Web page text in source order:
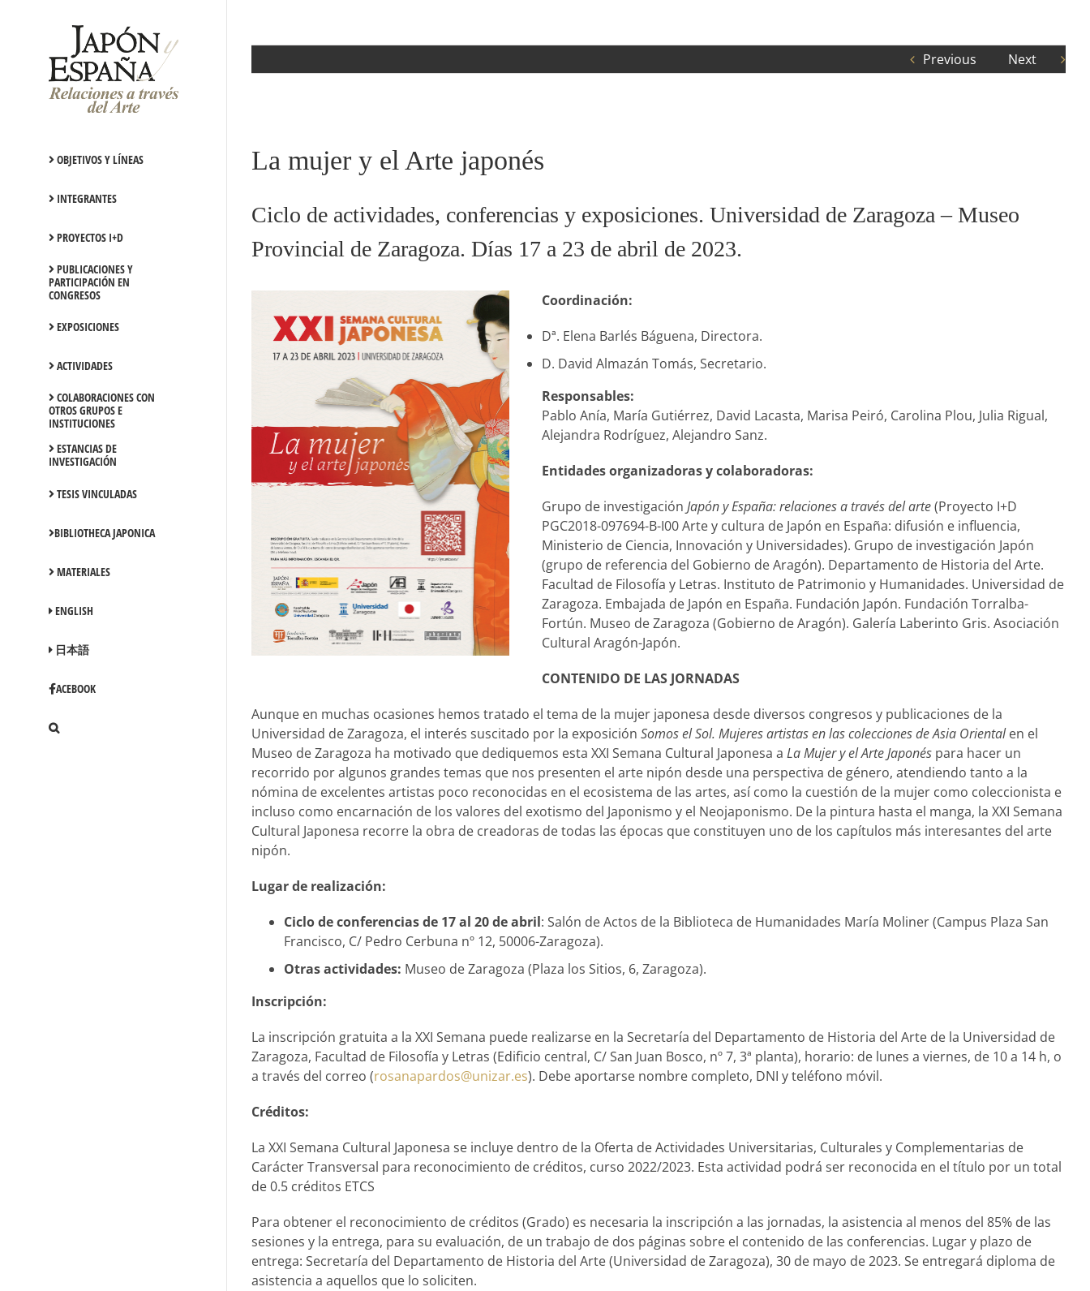
OBJETIVOS Y LÍNEAS
INTEGRANTES
PROYECTOS I+D
PUBLICACIONES Y
PARTICIPACIÓN EN
CONGRESOS
EXPOSICIONES
ACTIVIDADES
COLABORACIONES CON
OTROS GRUPOS E
INSTITUCIONES
ESTANCIAS DE
INVESTIGACIÓN
TESIS VINCULADAS
BIBLIOTHECA JAPONICA
MATERIALES
ENGLISH
日本語
ACEBOOK
Previous Next
La mujer y el Arte japonés
Ciclo de actividades, conferencias y exposiciones. Universidad de Zaragoza – Museo
Provincial de Zaragoza. Días 17 a 23 de abril de 2023.
Coordinación:
Dª. Elena Barlés Báguena, Directora.
D. David Almazán Tomás, Secretario.
Responsables:
Pablo Anía, María Gutiérrez, David Lacasta, Marisa Peiró, Carolina Plou, Julia Rigual,
Alejandra Rodríguez, Alejandro Sanz.
Entidades organizadoras y colaboradoras:
Grupo de investigación Japón y España: relaciones a través del arte(Proyecto I+D
PGC2018-097694-B-I00 Arte y cultura de Japón en España: difusión e influencia,
Ministerio de Ciencia, Innovación y Universidades). Grupo de investigación Japón
(grupo de referencia del Gobierno de Aragón). Departamento de Historia del Arte.
Facultad de Filosofía y Letras. Instituto de Patrimonio y Humanidades. Universidad de
Zaragoza. Embajada de Japón en España. Fundación Japón. Fundación Torralba-
Fortún. Museo de Zaragoza (Gobierno de Aragón). Galería Laberinto Gris. Asociación
Cultural Aragón-Japón.
CONTENIDO DE LAS JORNADAS
Aunque en muchas ocasiones hemos tratado el tema de la mujer japonesa desde diversos congresos y publicaciones de la
Universidad de Zaragoza, el interés suscitado por la exposición Somos el Sol. Mujeres artistas en las colecciones de Asia Orientalen el
Museo de Zaragoza ha motivado que dediquemos esta XXI Semana Cultural Japonesa a La Mujer y el Arte Japonés para hacer un
recorrido por algunos grandes temas que nos presenten el arte nipón desde una perspectiva de género, atendiendo tanto a la
nómina de excelentes artistas poco reconocidas en el ecosistema de las artes, así como la cuestión de la mujer como coleccionista e
incluso como encarnación de los valores del exotismo del Japonismo y el Neojaponismo. De la pintura hasta el manga, la XXI Semana
Cultural Japonesa recorre la obra de creadoras de todas las épocas que constituyen uno de los capítulos más interesantes del arte
nipón.
Lugar de realización:
Ciclo de conferencias de 17 al 20 de abril: Salón de Actos de la Biblioteca de Humanidades María Moliner (Campus Plaza San
Francisco, C/ Pedro Cerbuna nº 12, 50006-Zaragoza).
Otras actividades: Museo de Zaragoza (Plaza los Sitios, 6, Zaragoza).
Inscripción:
La inscripción gratuita a la XXI Semana puede realizarse en la Secretaría del Departamento de Historia del Arte de la Universidad de
Zaragoza, Facultad de Filosofía y Letras (Edificio central, C/ San Juan Bosco, nº 7, 3ª planta), horario: de lunes a viernes, de 10 a 14 h, o
a través del correo (rosanapardos@unizar.es). Debe aportarse nombre completo, DNI y teléfono móvil.
Créditos:
La XXI Semana Cultural Japonesa se incluye dentro de la Oferta de Actividades Universitarias, Culturales y Complementarias de
Carácter Transversal para reconocimiento de créditos, curso 2022/2023. Esta actividad podrá ser reconocida en el título por un total
de 0.5 créditos ETCS
Para obtener el reconocimiento de créditos (Grado) es necesaria la inscripción a las jornadas, la asistencia al menos del 85% de las
sesiones y la entrega, para su evaluación, de un trabajo de dos páginas sobre el contenido de las conferencias. Lugar y plazo de
entrega: Secretaría del Departamento de Historia del Arte (Universidad de Zaragoza), 30 de mayo de 2023. Se entregará diploma de
asistencia a aquellos que lo soliciten.